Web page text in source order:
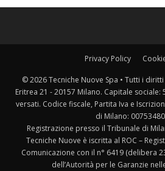
Privacy Policy
© 2026 Tecniche Nuove Spa • Tutti i
Eritrea 21 - 20157 Milano. Capitale
versati. Codice fiscale, Partita Iva e
di Milano:
Registrazione presso il Tribunale di
Tecniche Nuove è iscritta al ROC –
Comunicazione con il n° 6419 (delibera
dell’Autorità per le Garanzie